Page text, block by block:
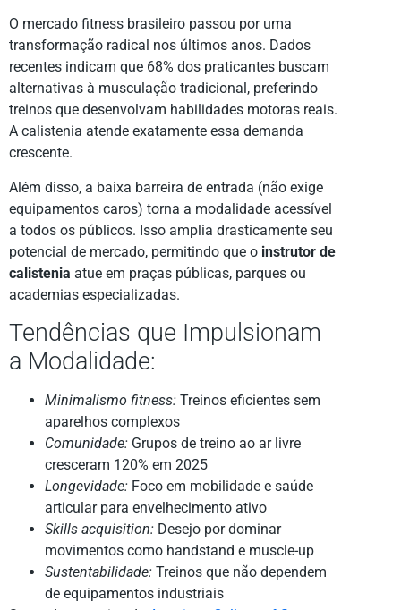
O mercado fitness brasileiro passou por uma
transformação radical nos últimos anos. Dados
recentes indicam que 68% dos praticantes buscam
alternativas à musculação tradicional, preferindo
treinos que desenvolvam habilidades motoras reais.
A calistenia atende exatamente essa demanda
crescente.
Além disso, a baixa barreira de entrada (não exige
equipamentos caros) torna a modalidade acessível
a todos os públicos. Isso amplia drasticamente seu
potencial de mercado, permitindo que o instrutor de
calistenia atue em praças públicas, parques ou
academias especializadas.
Tendências que Impulsionam
a Modalidade:
Minimalismo fitness: Treinos eficientes sem
aparelhos complexos
Comunidade: Grupos de treino ao ar livre
cresceram 120% em 2025
Longevidade: Foco em mobilidade e saúde
articular para envelhecimento ativo
Skills acquisition: Desejo por dominar
movimentos como handstand e muscle-up
Sustentabilidade: Treinos que não dependem
de equipamentos industriais